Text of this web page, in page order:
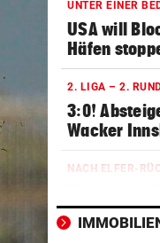
UNTER EINER
USA will
Häfen
2. LIGA – 2.
3:0!
Wacker
NACH ELFER-
absoluter